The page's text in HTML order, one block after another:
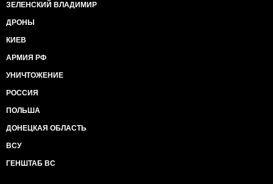
ЗЕЛЕНСКИЙ ВЛАДИМИР
ДРОНЫ
КИЕВ
АРМИЯ РФ
УНИЧТОЖЕНИЕ
РОССИЯ
ПОЛЬША
ДОНЕЦКАЯ ОБЛАСТЬ
ВСУ
ГЕНШТАБ ВС